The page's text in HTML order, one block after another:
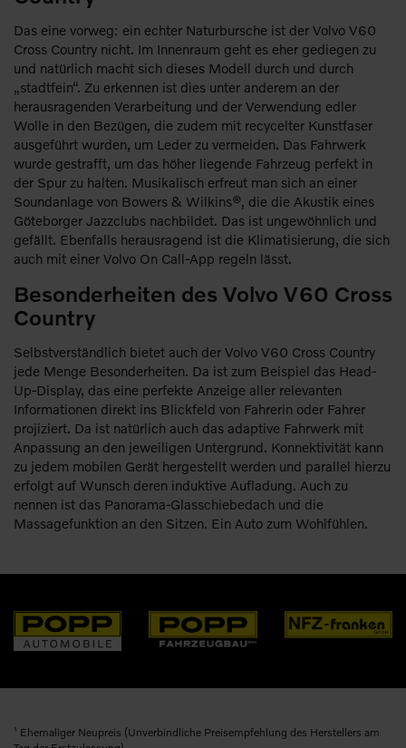
Das eine vorweg: ein echter Naturbursche ist der Volvo V60
Cross Country nicht. Im Innenraum geht es eher gediegen zu
und natürlich macht sich dieses Modell durch und durch
„stadtfein“. Zu erkennen ist dies unter anderem an der
herausragenden Verarbeitung und der Verwendung edler
Wolle in den Bezügen, die zudem mit recycelter Kunstfaser
ausgeführt wurden, um Leder zu vermeiden. Das Fahrwerk
wurde gestrafft, um das höher liegende Fahrzeug perfekt in
der Spur zu halten. Musikalisch erfreut man sich an einer
Soundanlage von Bowers & Wilkins®, die die Akustik eines
Göteborger Jazzclubs nachbildet. Das ist ungewöhnlich und
gefällt. Ebenfalls herausragend ist die Klimatisierung, die sich
auch mit einer Volvo On Call-App regeln lässt.
Besonderheiten des Volvo V60 Cross
Country
Selbstverständlich bietet auch der Volvo V60 Cross Country
jede Menge Besonderheiten. Da ist zum Beispiel das Head-
Up-Display, das eine perfekte Anzeige aller relevanten
Informationen direkt ins Blickfeld von Fahrerin oder Fahrer
projiziert. Da ist natürlich auch das adaptive Fahrwerk mit
Anpassung an den jeweiligen Untergrund. Konnektivität kann
zu jedem mobilen Gerät hergestellt werden und parallel hierzu
erfolgt auf Wunsch deren induktive Aufladung. Auch zu
nennen ist das Panorama-Glasschiebedach und die
Massagefunktion an den Sitzen. Ein Auto zum Wohlfühlen.
1 Ehemaliger Neupreis (Unverbindliche Preisempfehlung des Herstellers am